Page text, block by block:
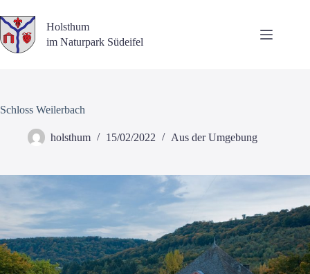
Inhalt
springen
Holsthum
im Naturpark Südeifel
Schloss Weilerbach
holsthum 15/02/2022 Aus der Umgebung